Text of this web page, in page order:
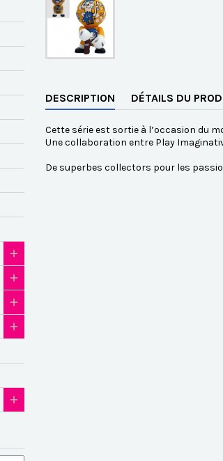
DESCRIPTION DÉTAILS DU
Cette série est sortie à l’occasion du
Une collaboration entre Play
De superbes collectors pour les